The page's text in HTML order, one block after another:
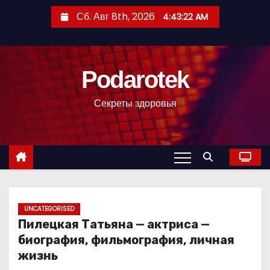
с
Сб. Авг 8th, 2026 4:43:23 AM
Podarotek
Секреты здоровья
UNCATEGORISED
Пилецкая Татьяна — актриса —
биография, фильмография, личная
жизнь